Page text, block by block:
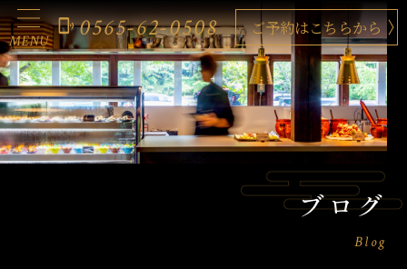
ブログ
Blog
MENU
phonelink_ring 0565-62-0508 ご予約はこちらから